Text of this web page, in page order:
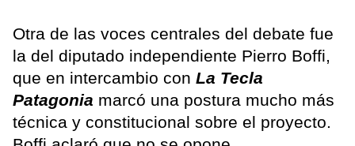
Otra de las voces centrales del debate fue
la del diputado independiente Pierro Boffi,
que en intercambio con La Tecla
Patagonia marcó una postura mucho más
técnica y constitucional sobre el proyecto.